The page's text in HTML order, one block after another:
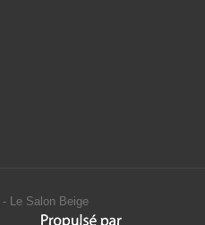
Le Salon Beige